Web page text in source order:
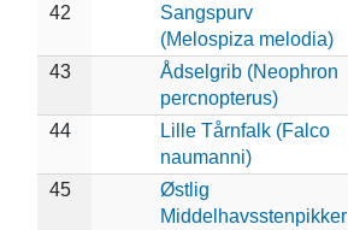
42
Sangspurv
(Melospiza melodia)
43
Ådselgrib (Neophron
percnopterus)
44
Lille Tårnfalk (Falco
naumanni)
45
Østlig
Middelhavsstenpikker